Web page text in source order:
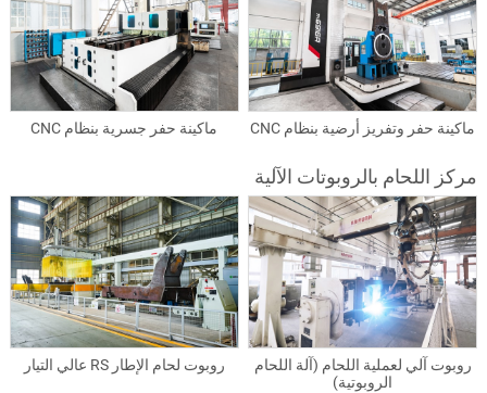
ماكينة حفر وتفريز أرضية بنظام CNC ماكينة حفر جسرية بنظام CNC
مركز اللحام بالروبوتات الآلية
روبوت آلي لعملية اللحام (آلة اللحام
الروبوتية)
روبوت لحام الإطار RS عالي التيار